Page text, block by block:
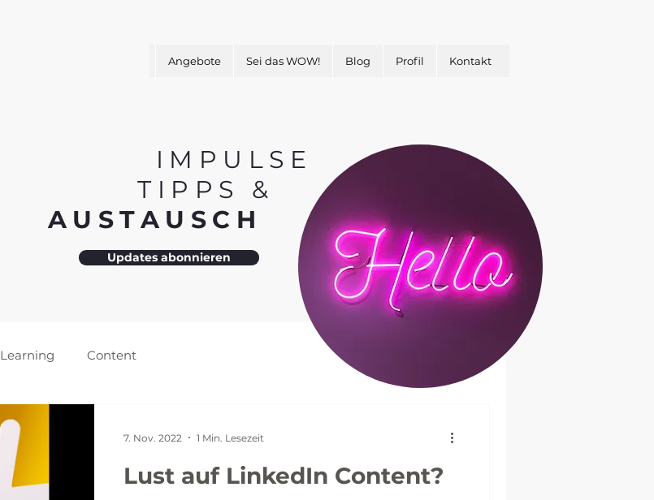
Angebote Sei das WOW! Blog Profil Kontakt
Learning Content
Lust auf LinkedIn Content?
7. Nov. 2022 1 Min. Lesezeit
IMPULSE
TIPPS &
AUSTAUSCH
Updates abonnieren